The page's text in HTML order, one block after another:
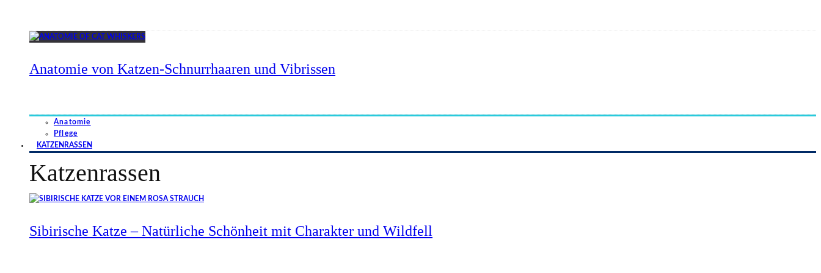
Anatomie von Katzen-Schnurrhaaren und Vibrissen
Anatomie
Pflege
KATZENRASSEN
Katzenrassen
Sibirische Katze – Natürliche Schönheit mit Charakter und Wildfell